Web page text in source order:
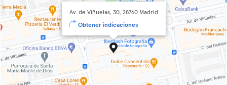
Av. de Viñuelas, 30, 28760 Madrid
Obtener indicaciones